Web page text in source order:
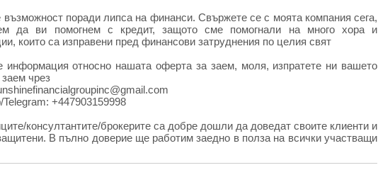
възможност поради липса на финанси. Свържете се с моята компания сега,
да ви помогнем с кредит, защото сме помогнали на много хора и
които са изправени пред финансови затруднения по целия свят
информация относно нашата оферта за заем, моля, изпратете ни вашето
заем чрез
+447903159998
консултантите/брокерите са добре дошли да доведат своите клиенти и
В пълно доверие ще работим заедно в полза на всички участващи